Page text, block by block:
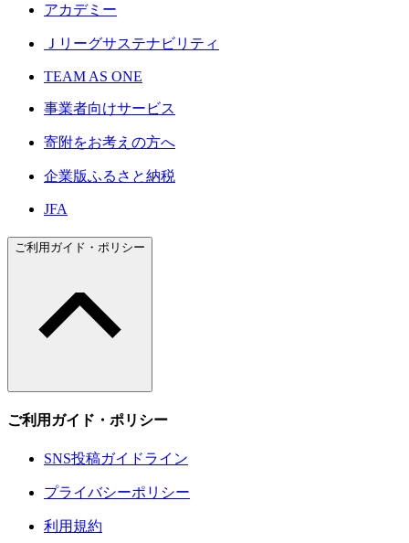
アカデミー
Ｊリーグサステナビリティ
TEAM AS ONE
事業者向けサービス
寄附をお考えの方へ
企業版ふるさと納税
JFA
ご利用ガイド・ポリシー
ご利用ガイド・ポリシー
SNS投稿ガイドライン
プライバシーポリシー
利用規約